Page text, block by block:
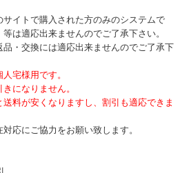
サイトで購入された方のみのシステムで
は適応出来ませんのでご了承下さい。
品・交換には適応出来ませんのでご了承下
宅様用です。
になりません。
料が安くなりますし、割引も適応できま
応にご協力をお願い致します。